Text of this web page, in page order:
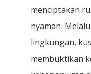
menciptakan
nyaman.
lingkungan,
membuktikan